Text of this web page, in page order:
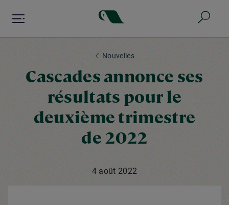
Nouvelles
Cascades annonce ses
résultats pour le
deuxième trimestre
de 2022
4 août 2022